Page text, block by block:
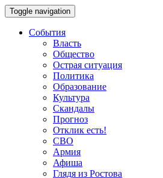
Toggle navigation
События
Власть
Общество
Острая ситуация
Политика
Образование
Культура
Скандалы
Прогноз
Отклик есть!
СВО
Армия
Афиша
Глядя из Ростова